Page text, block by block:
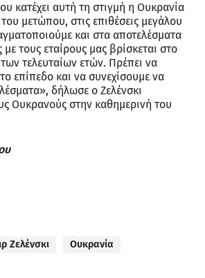
κατέχει αυτή τη στιγμή η Ουκρανία
μετώπου, στις επιθέσεις μεγάλου
και στα αποτελέσματα
τους εταίρους μας βρίσκεται στο
τελευταίων ετών. Πρέπει να
επίπεδο και να συνεχίσουμε να
δήλωσε ο Ζελένσκι
Ουκρανούς στην καθημερινή του
Ζελένσκι Ουκρανία